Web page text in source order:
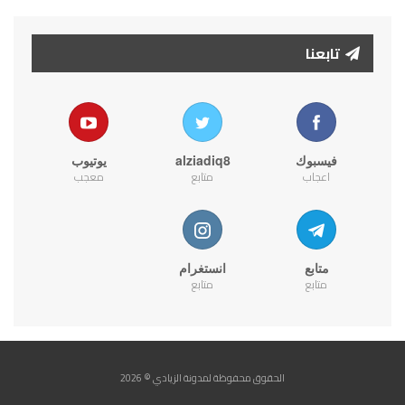
تابعنا
فيسبوك
اعجاب
alziadiq8
متابع
يوتيوب
معجب
متابع
متابع
انستغرام
متابع
الحقوق محفوظة لمدونة الزيادي © 2026